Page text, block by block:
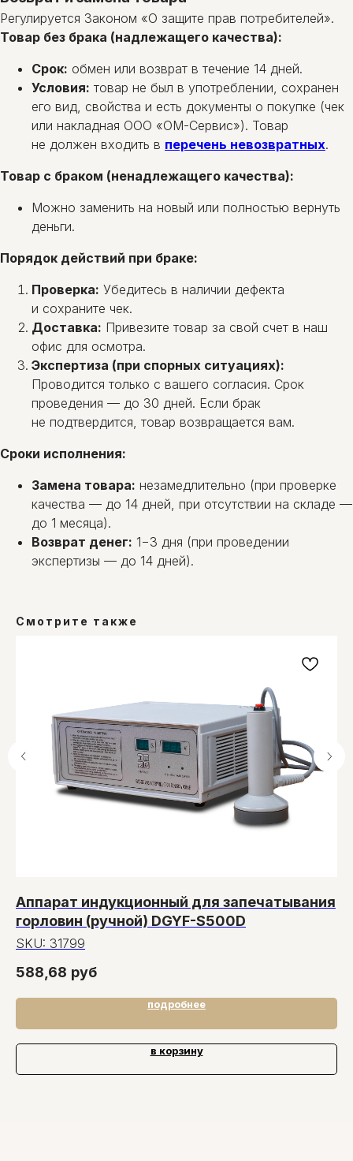
Регулируется Законом «О защите прав потребителей».
Товар без брака (надлежащего качества):
Срок: обмен или возврат в течение 14 дней.
Условия: товар не был в употреблении, сохранен
его вид, свойства и есть документы о покупке (чек
или накладная ООО «ОМ-Сервис»). Товар
не должен входить в перечень невозвратных.
Товар с браком (ненадлежащего качества):
Можно заменить на новый или полностью вернуть
деньги.
Порядок действий при браке:
Проверка: Убедитесь в наличии дефекта
и сохраните чек.
Доставка: Привезите товар за свой счет в наш
офис для осмотра.
Экспертиза (при спорных ситуациях):
Проводится только с вашего согласия. Срок
проведения — до 30 дней. Если брак
не подтвердится, товар возвращается вам.
Сроки исполнения:
Замена товара: незамедлительно (при проверке
качества — до 14 дней, при отсутствии на складе —
до 1 месяца).
Возврат денег: 1−3 дня (при проведении
экспертизы — до 14 дней).
Смотрите также
Аппарат индукционный для запечатывания
горловин (ручной) DGYF-S500D
SKU: 31799
588,68 руб
подробнее
в корзину